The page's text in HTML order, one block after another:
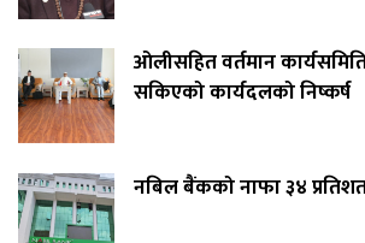
ओलीसहित वर्तमान
सकिएको कार्यदलको निष्कर्ष
नबिल बैंकको नाफा ३४